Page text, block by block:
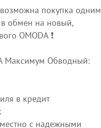
покупка одним
обмен на новый,
OMODA ❗️
Максимум Обводный:
в кредит
с надежными